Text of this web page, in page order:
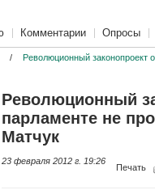
Комментарии Опросы
/ Революционный законопроект
Революционный
парламенте не
Матчук
23 февраля 2012 г. 19:26
Печать